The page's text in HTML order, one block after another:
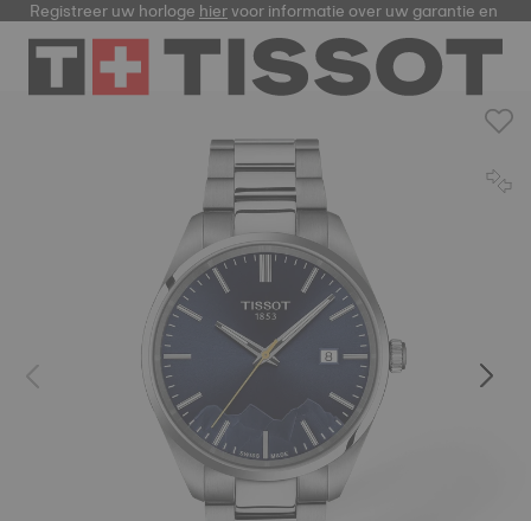
Registreer uw horlogehiervoor informatie over uw garantie en